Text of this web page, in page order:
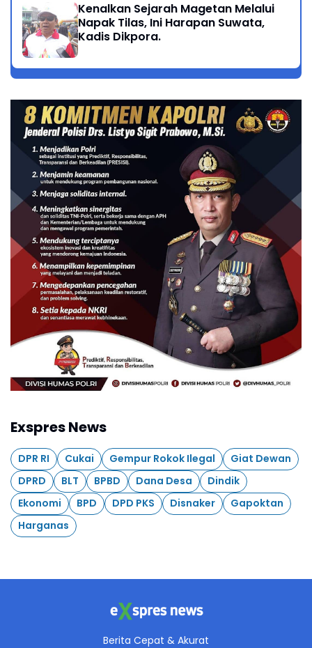
Kenalkan Sejarah Magetan Melalui
Napak Tilas, Ini Harapan Suwata,
Kadis Dikpora.
Exspres News
DPR RI Cukai Gempur Rokok Ilegal
Giat Dewan
DPRD
BLT BPBD Dana Desa
Dindik
Ekonomi
BPD DPD PKS Disnaker
Gapoktan
Harganas
Berita Cepat & Akurat